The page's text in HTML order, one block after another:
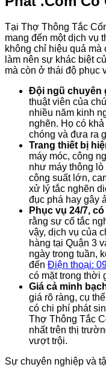
Tại Thợ Thông Tắc
mang đến một dịch vụ
không chỉ hiệu quả
làm nên sự khác biệt
mà còn ở thái độ phục
Đội ngũ chuyên
thuật viên của
nhiều năm kinh
nghẽn. Họ có
chóng và đưa ra
Trang thiết bị
máy móc, công
như máy thông
công suất lớn,
xử lý tắc nghẽn
đục phá hay gây
Phục vụ 24/7,
rằng sự cố tắc
vậy, dịch vụ của
hàng tại Quận 3
ngày trong tuần,
đến Điện thoại:
có mặt trong thời
Giá cả minh
giá rõ ràng, cụ
có chi phí phát
Thợ Thông Tắc
nhất trên thị
vượt trội.
Sự chuyên nghiệp và